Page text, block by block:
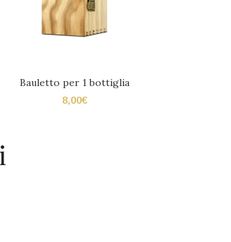
Bauletto per 1 bottiglia
8,00€